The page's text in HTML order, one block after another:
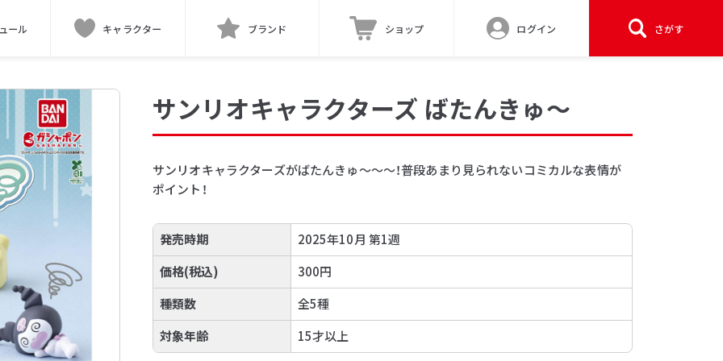
ール キャラクター ブランド ショップ ログイン さがす
サンリオキャラクターズ ばたんきゅ～
サンリオキャラクターズがばたんきゅ～～～！普段あまり見られないコミカルな表情が
ポイント！
発売時期
2025年10月 第1週
価格(税込)
300円
種類数
全5種
対象年齢
15才以上